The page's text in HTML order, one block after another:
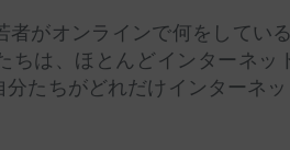
者がオンラインで何をしてい
ちは、ほとんどインターネ
たちがどれだけインターネ